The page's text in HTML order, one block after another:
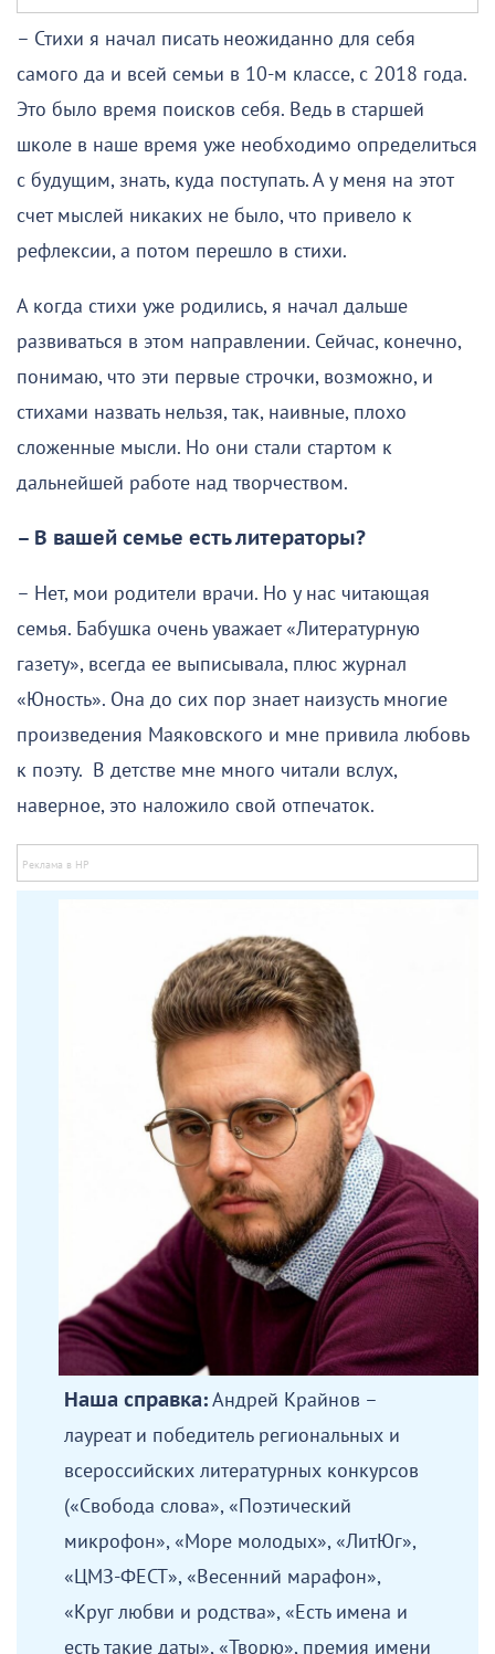
– Стихи я начал писать неожиданно для себя
самого да и всей семьи в 10-м классе, с 2018 года.
Это было время поисков себя. Ведь в старшей
школе в наше время уже необходимо определиться
с будущим, знать, куда поступать. А у меня на этот
счет мыслей никаких не было, что привело к
рефлексии, а потом перешло в стихи.
А когда стихи уже родились, я начал дальше
развиваться в этом направлении. Сейчас, конечно,
понимаю, что эти первые строчки, возможно, и
стихами назвать нельзя, так, наивные, плохо
сложенные мысли. Но они стали стартом к
дальнейшей работе над творчеством.
– В вашей семье есть литераторы?
– Нет, мои родители врачи. Но у нас читающая
семья. Бабушка очень уважает «Литературную
газету», всегда ее выписывала, плюс журнал
«Юность». Она до сих пор знает наизусть многие
произведения Маяковского и мне привила любовь
к поэту. В детстве мне много читали вслух,
наверное, это наложило свой отпечаток.
Наша справка:Андрей Крайнов –
лауреат и победитель региональных и
всероссийских литературных конкурсов
(«Свобода слова», «Поэтический
микрофон», «Море молодых», «ЛитЮг»,
«ЦМЗ-ФЕСТ», «Весенний марафон»,
«Круг любви и родства», «Есть имена и
есть такие даты», «Творю», премия имени